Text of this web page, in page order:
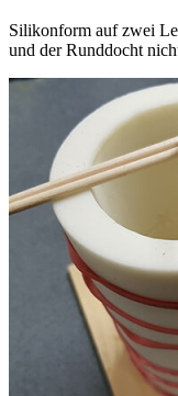
Silikonform auf zwei
und der Runddocht